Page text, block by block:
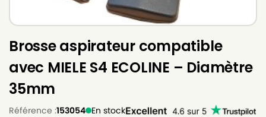
Brosse aspirateur compatible
avec MIELE S4 ECOLINE – Diamètre
35mm
Référence :153054 En stock